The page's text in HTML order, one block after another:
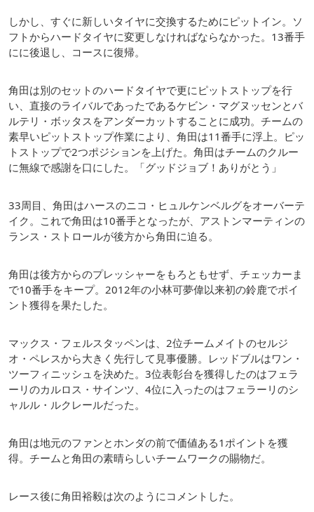
しかし、すぐに新しいタイヤに交換するためにピットイン。ソ
フトからハードタイヤに変更しなければならなかった。13番手
にに後退し、コースに復帰。
角田は別のセットのハードタイヤで更にピットストップを行
い、直接のライバルであったであるケビン・マグヌッセンとバ
ルテリ・ボッタスをアンダーカットすることに成功。チームの
素早いピットストップ作業により、角田は11番手に浮上。ピッ
トストップで2つポジションを上げた。角田はチームのクルー
に無線で感謝を口にした。「グッドジョブ！ありがとう」
33周目、角田はハースのニコ・ヒュルケンベルグをオーバーテ
イク。これで角田は10番手となったが、アストンマーティンの
ランス・ストロールが後方から角田に迫る。
角田は後方からのプレッシャーをもろともせず、チェッカーま
で10番手をキープ。2012年の小林可夢偉以来初の鈴鹿でポイ
ント獲得を果たした。
マックス・フェルスタッペンは、2位チームメイトのセルジ
オ・ペレスから大きく先行して見事優勝。レッドブルはワン・
ツーフィニッシュを決めた。3位表彰台を獲得したのはフェラ
ーリのカルロス・サインツ、4位に入ったのはフェラーリのシ
ャルル・ルクレールだった。
角田は地元のファンとホンダの前で価値ある1ポイントを獲
得。チームと角田の素晴らしいチームワークの賜物だ。
レース後に角田裕毅は次のようにコメントした。